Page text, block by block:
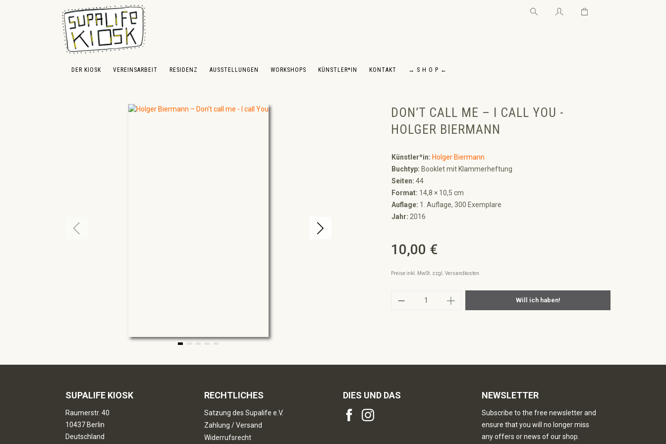
Hauptinhalt springen
Zur Suche springen
Zur Hauptnavigation springen Warenkorb enthält 0
DER KIOSK VEREINSARBEIT RESIDENZ AUSSTELLUNGEN WORKSHOPS KÜNSTLER*IN KONTAKT → S H O P ←
DON’T CALL ME – I CALL YOU -
HOLGER BIERMANN
Künstler*in: Holger Biermann
Buchtyp: Booklet mit Klammerheftung
Seiten: 44
Format: 14,8 × 10,5 cm
Auflage: 1. Auflage, 300 Exemplare
Jahr: 2016
Regulärer Preis:
10,00 €
Preise inkl. MwSt. zzgl. Versandkosten
Produkt Anzahl: Gib den gewünschten Wert ein
Will ich haben!
SUPALIFE KIOSK
Raumerstr. 40
10437 Berlin
Deutschland
RECHTLICHES
Satzung des Supalife e.V.
Zahlung / Versand
Widerrufsrecht
DIES UND DAS NEWSLETTER
Subscribe to the free newsletter and
ensure that you will no longer miss
any offers or news of our shop.